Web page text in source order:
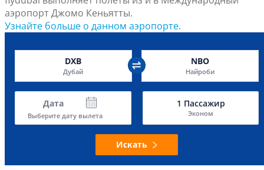
аэропорт Джомо Кеньятты.
Узнайте больше о данном аэропорте.
DXB
Дубай
NBO
Найроби
Дата
Выберите дату вылета
1 Пассажир
Эконом
Искать